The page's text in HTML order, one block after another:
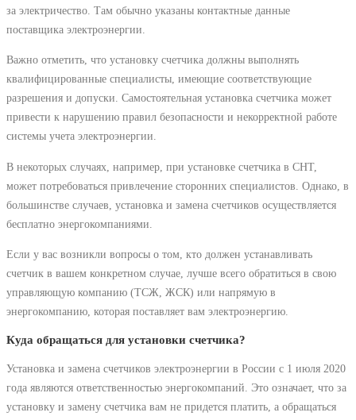
за электричество. Там обычно указаны контактные данные
поставщика электроэнергии.
Важно отметить, что установку счетчика должны выполнять
квалифицированные специалисты, имеющие соответствующие
разрешения и допуски. Самостоятельная установка счетчика может
привести к нарушению правил безопасности и некорректной работе
системы учета электроэнергии.
В некоторых случаях, например, при установке счетчика в СНТ,
может потребоваться привлечение сторонних специалистов. Однако, в
большинстве случаев, установка и замена счетчиков осуществляется
бесплатно энергокомпаниями.
Если у вас возникли вопросы о том, кто должен устанавливать
счетчик в вашем конкретном случае, лучше всего обратиться в свою
управляющую компанию (ТСЖ, ЖСК) или напрямую в
энергокомпанию, которая поставляет вам электроэнергию.
Куда обращаться для установки счетчика?
Установка и замена счетчиков электроэнергии в России с 1 июля 2020
года являются ответственностью энергокомпаний. Это означает, что за
установку и замену счетчика вам не придется платить, а обращаться